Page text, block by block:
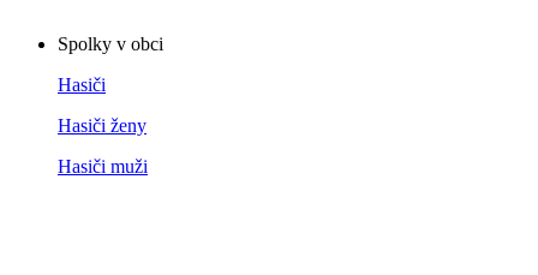
Spolky v obci
Hasiči
Hasiči ženy
Hasiči muži